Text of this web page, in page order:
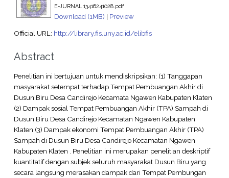
E-JURNAL 13416241028.pdf
Download (1MB) | Preview
Official URL: http://library.fis.uny.ac.id/elibfis
Abstract
Penelitian ini bertujuan untuk mendiskripsikan: (1) Tanggapan
masyarakat setempat terhadap Tempat Pembuangan Akhir di
Dusun Biru Desa Candirejo Kecamata Ngawen Kabupaten Klaten
(2) Dampak sosial Tempat Pembuangan Akhir (TPA) Sampah di
Dusun Biru Desa Candirejo Kecamatan Ngawen Kabupaten
Klaten (3) Dampak ekonomi Tempat Pembuangan Akhir (TPA)
Sampah di Dusun Biru Desa Candirejo Kecamatan Ngawen
Kabupaten Klaten . Penelitian ini merupakan penelitian deskriptif
kuantitatif dengan subjek seluruh masyarakat Dusun Biru yang
secara langsung merasakan dampak dari Tempat Pembungan